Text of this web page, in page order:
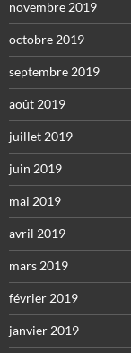
novembre 2019
octobre 2019
septembre 2019
août 2019
juillet 2019
juin 2019
mai 2019
avril 2019
mars 2019
février 2019
janvier 2019